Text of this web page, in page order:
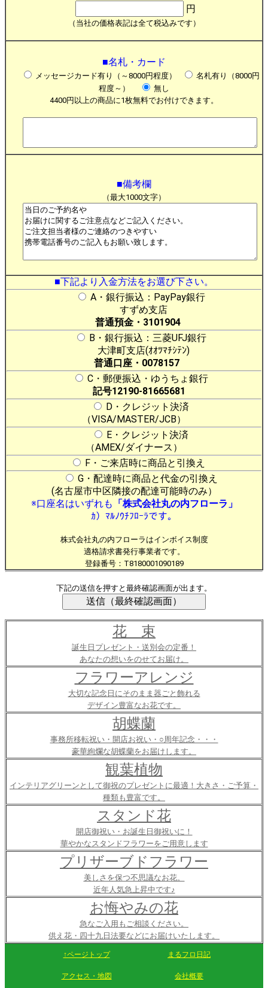
円
（当社の価格表記は全て税込みです）
■名札・カード
メッセージカード有り（～8000円程度）
名札有り（8000円
程度～）
無し
4400円以上の商品に1枚無料でお付けできます。
■備考欄
（最大1000文字）
■下記より入金方法をお選び下さい。
A・銀行振込：PayPay銀行
すずめ支店
普通預金・3101904
B・銀行振込：三菱UFJ銀行
大津町支店(ｵｵﾂﾏﾁｼﾃﾝ)
普通口座・0078157
C・郵便振込・ゆうちょ銀行
記号12190-81665681
D・クレジット決済
（VISA/MASTER/JCB）
E・クレジット決済
（AMEX/ダイナース）
F・ご来店時に商品と引換え
G・配達時に商品と代金の引換え
(名古屋市中区隣接の配達可能時のみ）
※口座名はいずれも 「株式会社丸の内フローラ」
ｶ）ﾏﾙﾉｳﾁﾌﾛｰﾗです。
株式会社丸の内フローラはインボイス制度
適格請求書発行事業者です。
登録番号：T8180001090189
下記の送信を押すと最終確認画面が出ます。
花 束
誕生日プレゼント・送別会の定番！
あなたの想いをのせてお届け。
フラワーアレンジ
大切な記念日にそのまま器ごと飾れる
デザイン豊富なお花です。
胡蝶蘭
事務所移転祝い・開店お祝い・○周年記念・・・
豪華絢爛な胡蝶蘭をお届けします。
観葉植物
インテリアグリーンとして御祝のプレゼントに最適！大きさ・ご予算・
種類も豊富です。
スタンド花
開店御祝い・お誕生日御祝いに！
華やかなスタンドフラワーをご用意します
プリザーブドフラワー
美しさを保つ不思議なお花。
近年人気急上昇中です♪
お悔やみの花
急なご入用もご相談ください。
供え花・四十九日法要などにお届けいたします。
↑ページトップ まるフロ日記
アクセス・地図 会社概要